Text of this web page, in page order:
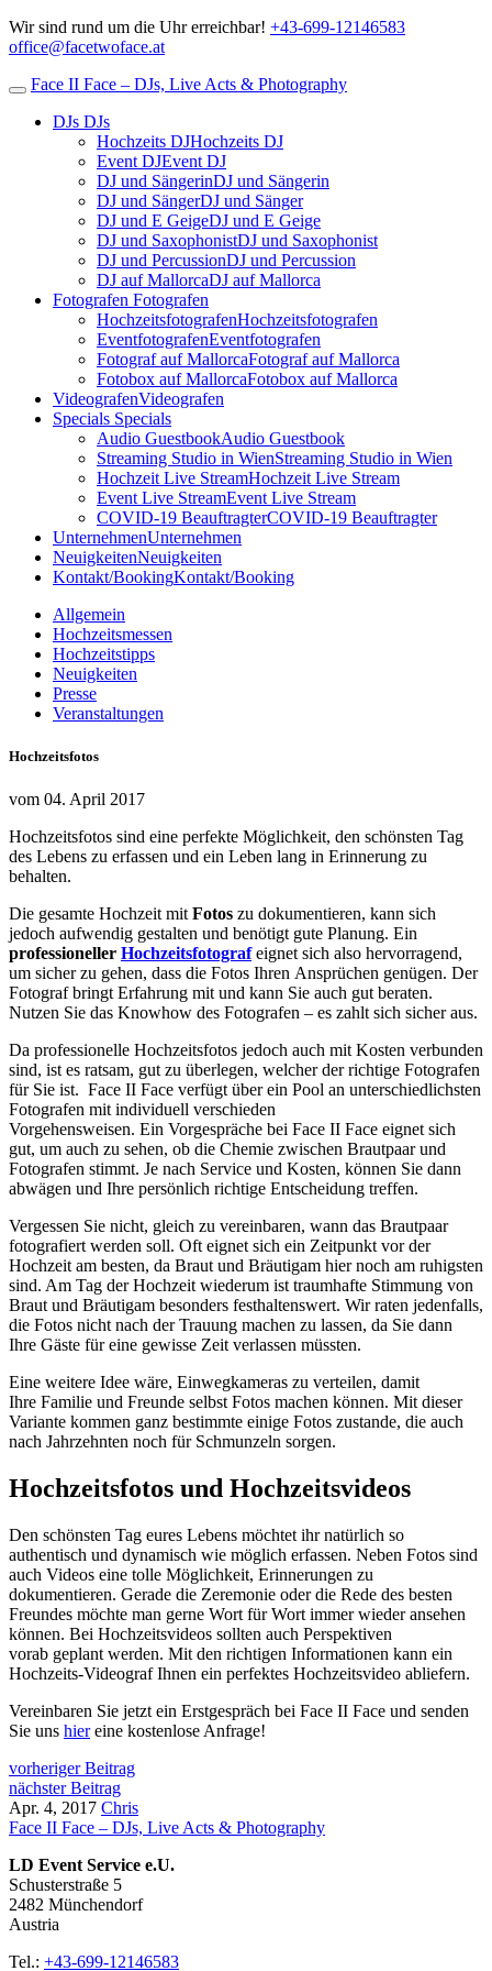
Wir sind rund um die Uhr erreichbar! +43-699-12146583
office@facetwoface.at
Face II Face – DJs, Live Acts & Photography
DJs DJs
Hochzeits DJHochzeits DJ
Event DJEvent DJ
DJ und SängerinDJ und Sängerin
DJ und SängerDJ und Sänger
DJ und E GeigeDJ und E Geige
DJ und SaxophonistDJ und Saxophonist
DJ und PercussionDJ und Percussion
DJ auf MallorcaDJ auf Mallorca
Fotografen Fotografen
HochzeitsfotografenHochzeitsfotografen
EventfotografenEventfotografen
Fotograf auf MallorcaFotograf auf Mallorca
Fotobox auf MallorcaFotobox auf Mallorca
VideografenVideografen
Specials Specials
Audio GuestbookAudio Guestbook
Streaming Studio in WienStreaming Studio in Wien
Hochzeit Live StreamHochzeit Live Stream
Event Live StreamEvent Live Stream
COVID-19 BeauftragterCOVID-19 Beauftragter
UnternehmenUnternehmen
NeuigkeitenNeuigkeiten
Kontakt/BookingKontakt/Booking
Allgemein
Hochzeitsmessen
Hochzeitstipps
Neuigkeiten
Presse
Veranstaltungen
Hochzeitsfotos
vom 04. April 2017
Hochzeitsfotos sind eine perfekte Möglichkeit, den schönsten Tag
des Lebens zu erfassen und ein Leben lang in Erinnerung zu
behalten.
Die gesamte Hochzeit mit Fotos zu dokumentieren, kann sich
jedoch aufwendig gestalten und benötigt gute Planung. Ein
professioneller Hochzeitsfotografeignet sich also hervorragend,
um sicher zu gehen, dass die Fotos Ihren Ansprüchen genügen. Der
Fotograf bringt Erfahrung mit und kann Sie auch gut beraten.
Nutzen Sie das Knowhow des Fotografen – es zahlt sich sicher aus.
Da professionelle Hochzeitsfotos jedoch auch mit Kosten verbunden
sind, ist es ratsam, gut zu überlegen, welcher der richtige Fotografen
für Sie ist. Face II Face verfügt über ein Pool an unterschiedlichsten
Fotografen mit individuell verschieden
Vorgehensweisen. Ein Vorgespräche bei Face II Face eignet sich
gut, um auch zu sehen, ob die Chemie zwischen Brautpaar und
Fotografen stimmt. Je nach Service und Kosten, können Sie dann
abwägen und Ihre persönlich richtige Entscheidung treffen.
Vergessen Sie nicht, gleich zu vereinbaren, wann das Brautpaar
fotografiert werden soll. Oft eignet sich ein Zeitpunkt vor der
Hochzeit am besten, da Braut und Bräutigam hier noch am ruhigsten
sind. Am Tag der Hochzeit wiederum ist traumhafte Stimmung von
Braut und Bräutigam besonders festhaltenswert. Wir raten jedenfalls,
die Fotos nicht nach der Trauung machen zu lassen, da Sie dann
Ihre Gäste für eine gewisse Zeit verlassen müssten.
Eine weitere Idee wäre, Einwegkameras zu verteilen, damit
Ihre Familie und Freunde selbst Fotos machen können. Mit dieser
Variante kommen ganz bestimmte einige Fotos zustande, die auch
nach Jahrzehnten noch für Schmunzeln sorgen.
Hochzeitsfotos und Hochzeitsvideos
Den schönsten Tag eures Lebens möchtet ihr natürlich so
authentisch und dynamisch wie möglich erfassen. Neben Fotos sind
auch Videos eine tolle Möglichkeit, Erinnerungen zu
dokumentieren. Gerade die Zeremonie oder die Rede des besten
Freundes möchte man gerne Wort für Wort immer wieder ansehen
können. Bei Hochzeitsvideos sollten auch Perspektiven
vorab geplant werden. Mit den richtigen Informationen kann ein
Hochzeits-Videograf Ihnen ein perfektes Hochzeitsvideo abliefern.
Vereinbaren Sie jetzt ein Erstgespräch bei Face II Face und senden
Sie uns hiereine kostenlose Anfrage!
vorheriger Beitrag
nächster Beitrag
Apr. 4, 2017 Chris
Face II Face – DJs, Live Acts & Photography
LD Event Service e.U.
Schusterstraße 5
2482 Münchendorf
Austria
Tel.: +43-699-12146583